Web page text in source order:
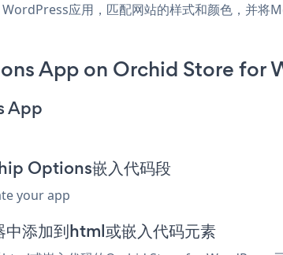
应用，匹配网站的样式和颜色，并
App on Orchid Store for
App
Options嵌入代码段
your app
添加到html或嵌入代码元素